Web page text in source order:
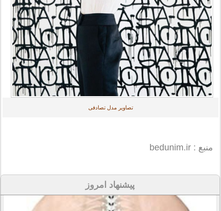
تصاویر مدل تصادفی
منبع : bedunim.ir
پیشنهاد امروز